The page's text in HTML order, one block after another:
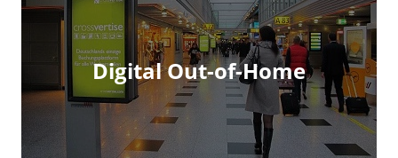
Digital Out-of-Home